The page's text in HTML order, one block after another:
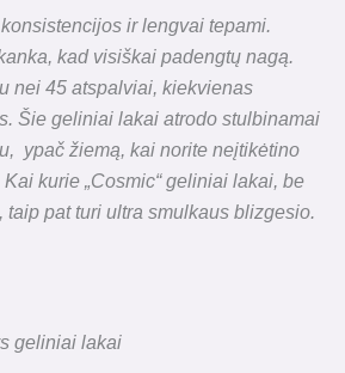
ir lengvai tepami.
kad visiškai padengtų nagą.
nei 45 atspalviai, kiekvienas
Šie geliniai lakai atrodo stulbinamai
ypač žiemą, kai norite neįtikėtino
kurie „Cosmic“ geliniai lakai, be
taip pat turi ultra smulkaus blizgesio.
geliniai lakai